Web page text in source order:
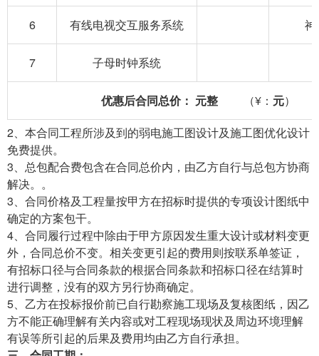
6 有线电视交互服务系统 神
7 子母时钟系统
优惠后合同总价： 元整 （¥： 元）
2、本合同工程所涉及到的弱电施工图设计及施工图优化设计
免费提供。
3、总包配合费包含在合同总价内，由乙方自行与总包方协商
解决。。
3、合同价格及工程量按甲方在招标时提供的专项设计图纸中
确定的方案包干。
4、合同履行过程中除由于甲方原因发生重大设计或材料变更
外，合同总价不变。相关变更引起的费用则按联系单签证，
有招标口径与合同条款的根据合同条款和招标口径在结算时
进行调整，没有的双方另行协商确定。
5、乙方在投标报价前已自行勘察施工现场及复核图纸，因乙
方不能正确理解有关内容或对工程现场现状及周边环境理解
有误等所引起的后果及费用均由乙方自行承担。